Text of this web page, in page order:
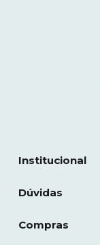
Institucional
Dúvidas
Compras